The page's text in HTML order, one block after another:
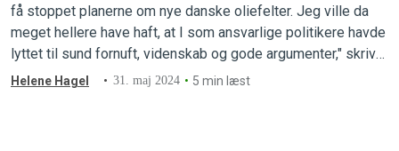
få stoppet planerne om nye danske oliefelter. Jeg ville da
meget hellere have haft, at I som ansvarlige politikere havde
lyttet til sund fornuft, videnskab og gode argumenter," skriver
Greenpeaces klima- og miljøpolitiske leder, Helene Hagel,
Helene Hagel 31. maj 2024 5 min læst